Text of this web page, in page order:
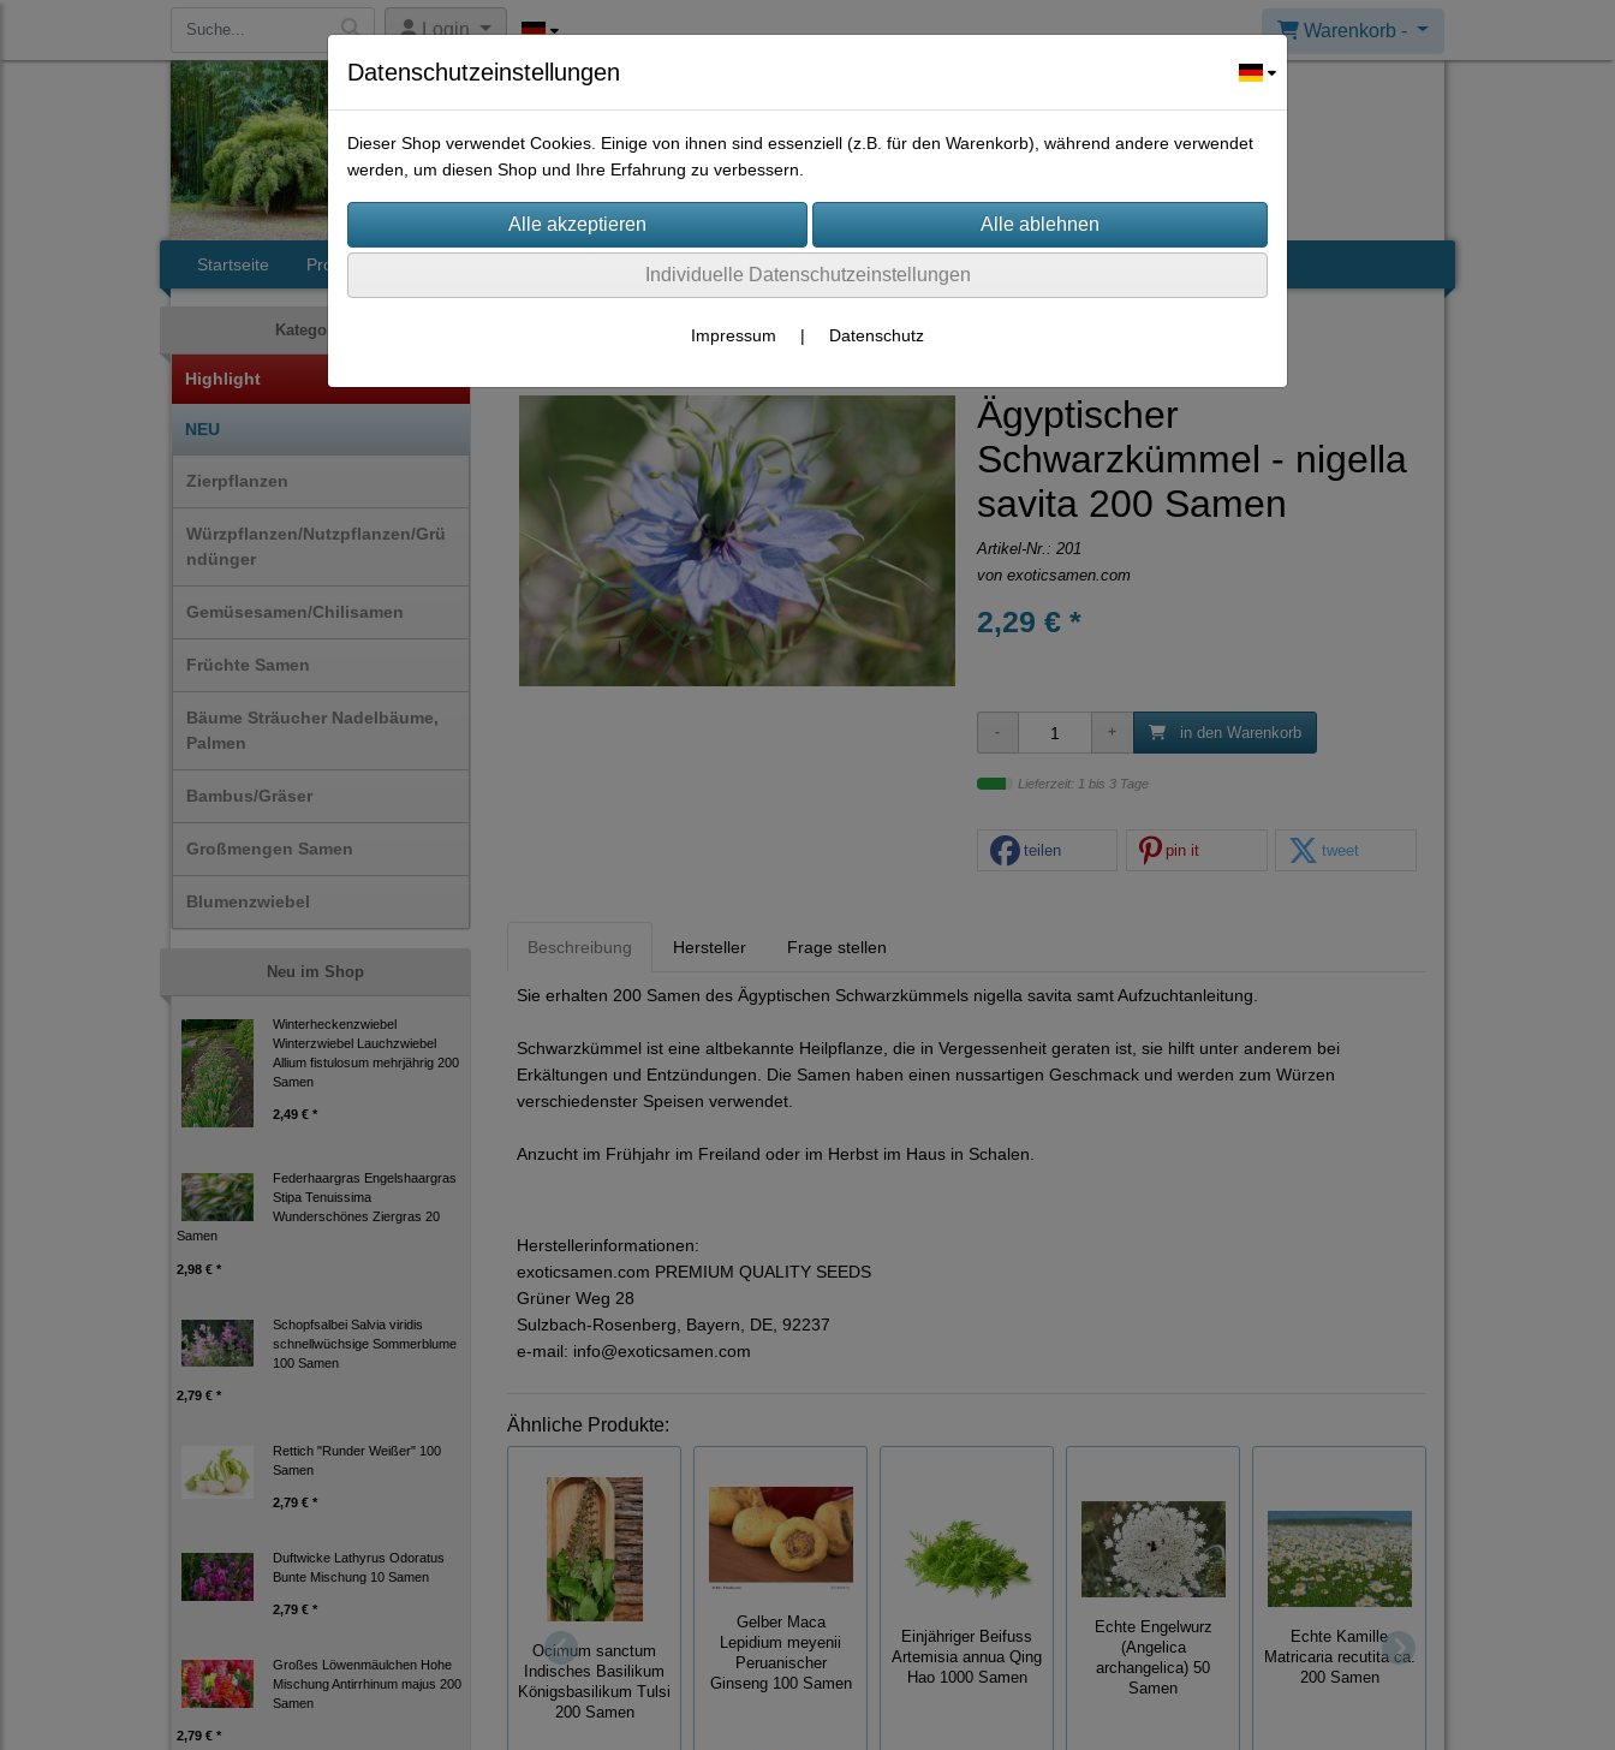
Login Warenkorb -
Startseite Produkte
Kategorien
Highlight
NEU
Zierpflanzen
Würzpflanzen/Nutzpflanzen/Grü
ndünger
Gemüsesamen/Chilisamen
Früchte Samen
Bäume Sträucher Nadelbäume,
Palmen
Bambus/Gräser
Großmengen Samen
Blumenzwiebel
Neu im Shop
Winterheckenzwiebel
Winterzwiebel Lauchzwiebel
Allium fistulosum mehrjährig 200
Samen
2,49 € *
Federhaargras Engelshaargras
Stipa Tenuissima
Wunderschönes Ziergras 20
Samen
2,98 € *
Schopfsalbei Salvia viridis
schnellwüchsige Sommerblume
100 Samen
2,79 € *
Rettich "Runder Weißer" 100
Samen
2,79 € *
Duftwicke Lathyrus Odoratus
Bunte Mischung 10 Samen
2,79 € *
Großes Löwenmäulchen Hohe
Mischung Antirrhinum majus 200
Samen
2,79 € *
Ägyptischer
Schwarzkümmel - nigella
savita 200 Samen
Artikel-Nr.: 201
von exoticsamen.com
2,29 € *
in den Warenkorb
Lieferzeit: 1 bis 3 Tage
teilen pin it tweet
Beschreibung Hersteller Frage stellen
Sie erhalten 200 Samen des Ägyptischen Schwarzkümmels nigella savita samt Aufzuchtanleitung.
Schwarzkümmel ist eine altbekannte Heilpflanze, die in Vergessenheit geraten ist, sie hilft unter anderem bei
Erkältungen und Entzündungen. Die Samen haben einen nussartigen Geschmack und werden zum Würzen
verschiedenster Speisen verwendet.
Anzucht im Frühjahr im Freiland oder im Herbst im Haus in Schalen.
Herstellerinformationen:
exoticsamen.com PREMIUM QUALITY SEEDS
Grüner Weg 28
Sulzbach-Rosenberg, Bayern, DE, 92237
e-mail: info@exoticsamen.com
Ähnliche Produkte:
Ocimum sanctum
Indisches Basilikum
Königsbasilikum Tulsi
200 Samen
Gelber Maca
Lepidium meyenii
Peruanischer
Ginseng 100 Samen
Einjähriger Beifuss
Artemisia annua Qing
Hao 1000 Samen
Echte Engelwurz
(Angelica
archangelica) 50
Samen
Echte Kamille
Matricaria recutita ca.
200 Samen
Datenschutzeinstellungen
Dieser Shop verwendet Cookies. Einige von ihnen sind essenziell (z.B. für den Warenkorb), während andere verwendet
werden, um diesen Shop und Ihre Erfahrung zu verbessern.
Individuelle Datenschutzeinstellungen
Impressum | Datenschutz